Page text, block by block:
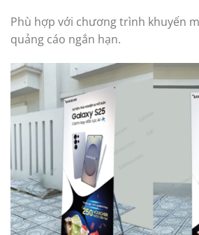
Phù hợp với chương trình khuyến
quảng cáo ngắn hạn.